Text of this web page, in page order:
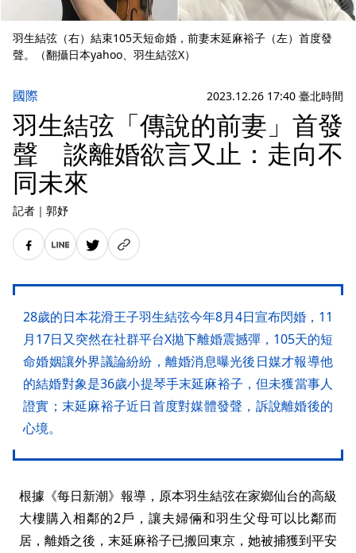
羽生結弦（右）結束105天短命婚，前妻末延麻裕子（左）首度發
聲。（翻攝日本yahoo、羽生結弦X）
國際 2023.12.26 17:40 臺北時間
羽生結弦「傳說的前妻」首發
聲 談離婚欲言又止：走向不
同未來
記者 ｜ 郭妤
28歲的日本花滑王子羽生結弦今年8月4日宣布閃婚，11
月17日又突然在社群平台X拋下離婚震撼彈，105天的短
命婚姻讓外界議論紛紛，離婚消息曝光後日媒才報導他
的結婚對象是36歲小提琴手末延麻裕子，但未獲當事人
證實；末延麻裕子近日首度對媒體發聲，訴說離婚後的
心境。
根據《每日新潮》報導，原本羽生結弦在家鄉仙台的高級
大樓購入相鄰的2戶，讓夫婦倆和羽生父母可以比鄰而
居，離婚之後，末延麻裕子已搬回東京，她被捕獲到平安